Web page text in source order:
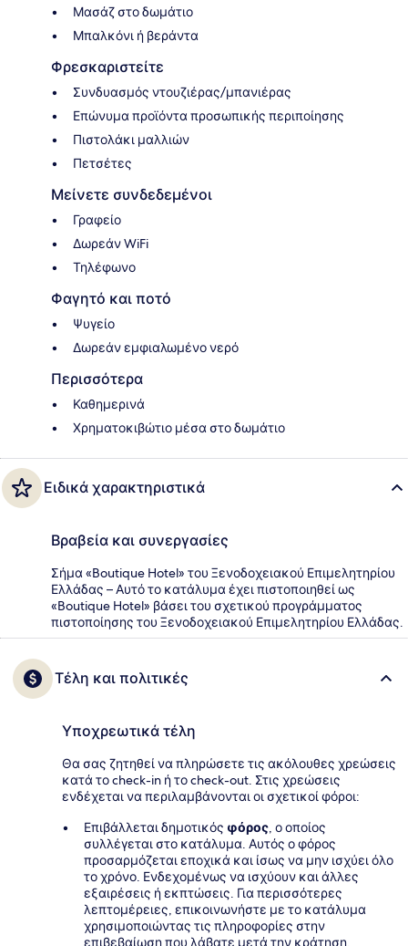
Μασάζ στο δωμάτιο
Μπαλκόνι ή βεράντα
Φρεσκαριστείτε
Συνδυασμός ντουζιέρας/μπανιέρας
Επώνυμα προϊόντα προσωπικής περιποίησης
Πιστολάκι μαλλιών
Πετσέτες
Μείνετε συνδεδεμένοι
Γραφείο
Δωρεάν WiFi
Τηλέφωνο
Φαγητό και ποτό
Ψυγείο
Δωρεάν εμφιαλωμένο νερό
Περισσότερα
Καθημερινά
Χρηματοκιβώτιο μέσα στο δωμάτιο
Ειδικά χαρακτηριστικά
Βραβεία και συνεργασίες
Σήμα «Boutique Hotel» του Ξενοδοχειακού Επιμελητηρίου
Ελλάδας – Αυτό το κατάλυμα έχει πιστοποιηθεί ως
«Boutique Hotel» βάσει του σχετικού προγράμματος
πιστοποίησης του Ξενοδοχειακού Επιμελητηρίου Ελλάδας.
Τέλη και πολιτικές
Υποχρεωτικά τέλη
Θα σας ζητηθεί να πληρώσετε τις ακόλουθες χρεώσεις
κατά το check-in ή το check-out. Στις χρεώσεις
ενδέχεται να περιλαμβάνονται οι σχετικοί φόροι:
Επιβάλλεται δημοτικός φόρος, ο οποίος
συλλέγεται στο κατάλυμα. Αυτός ο φόρος
προσαρμόζεται εποχικά και ίσως να μην ισχύει όλο
το χρόνο. Ενδεχομένως να ισχύουν και άλλες
εξαιρέσεις ή εκπτώσεις. Για περισσότερες
λεπτομέρειες, επικοινωνήστε με το κατάλυμα
χρησιμοποιώντας τις πληροφορίες στην
επιβεβαίωση που λάβατε μετά την κράτηση.